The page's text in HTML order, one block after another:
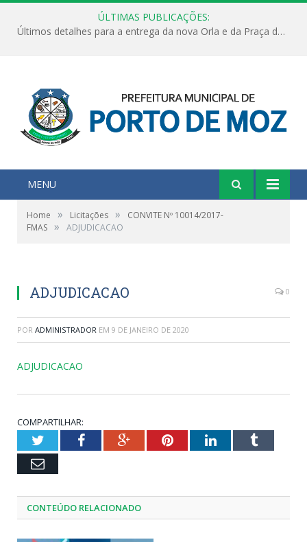
ÚLTIMAS PUBLICAÇÕES:
Últimos detalhes para a entrega da nova Orla e da Praça do Praião
MENU
Home » Licitações »
CONVITE Nº 10014/2017-
FMAS » ADJUDICACAO
ADJUDICACAO 0
POR ADMINISTRADOR EM 9 DE JANEIRO DE 2020
ADJUDICACAO
COMPARTILHAR:
TwitterFacebookGoogle+PinterestLinkedInTumblr
Email
CONTEÚDO RELACIONADO